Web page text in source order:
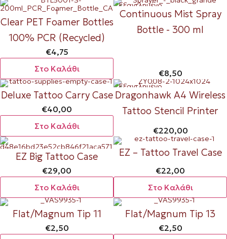
Clear PET Foamer Bottles
100% PCR (Recycled)
€4,75
Στο Καλάθι
Εξαντλημένο
Continuous Mist Spray
Bottle - 300 ml
€8,50
Deluxe Tattoo Carry Case
€40,00
Στο Καλάθι
Εξαντλημένο
Dragonhawk A4 Wireless
Tattoo Stencil Printer
€220,00
EZ Big Tattoo Case
€29,00
Στο Καλάθι
EZ – Tattoo Travel Case
€22,00
Στο Καλάθι
Flat/Magnum Tip 11
€2,50
Flat/Magnum Tip 13
€2,50